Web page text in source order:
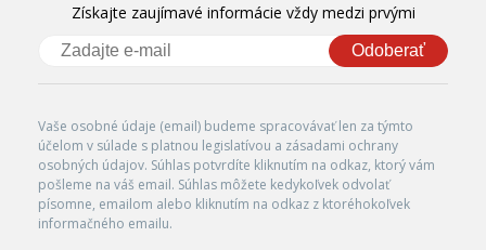
Získajte zaujímavé informácie vždy medzi prvými
Odoberať
Vaše osobné údaje (email) budeme spracovávať len za týmto
účelom v súlade s platnou legislatívou a zásadami ochrany
osobných údajov. Súhlas potvrdíte kliknutím na odkaz, ktorý vám
pošleme na váš email. Súhlas môžete kedykoľvek odvolať
písomne, emailom alebo kliknutím na odkaz z ktoréhokoľvek
informačného emailu.